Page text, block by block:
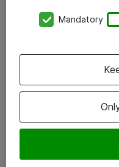
egen parathed”
Architecture og
Og netop
Mandatory